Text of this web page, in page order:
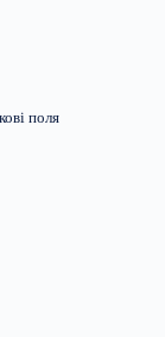
поля